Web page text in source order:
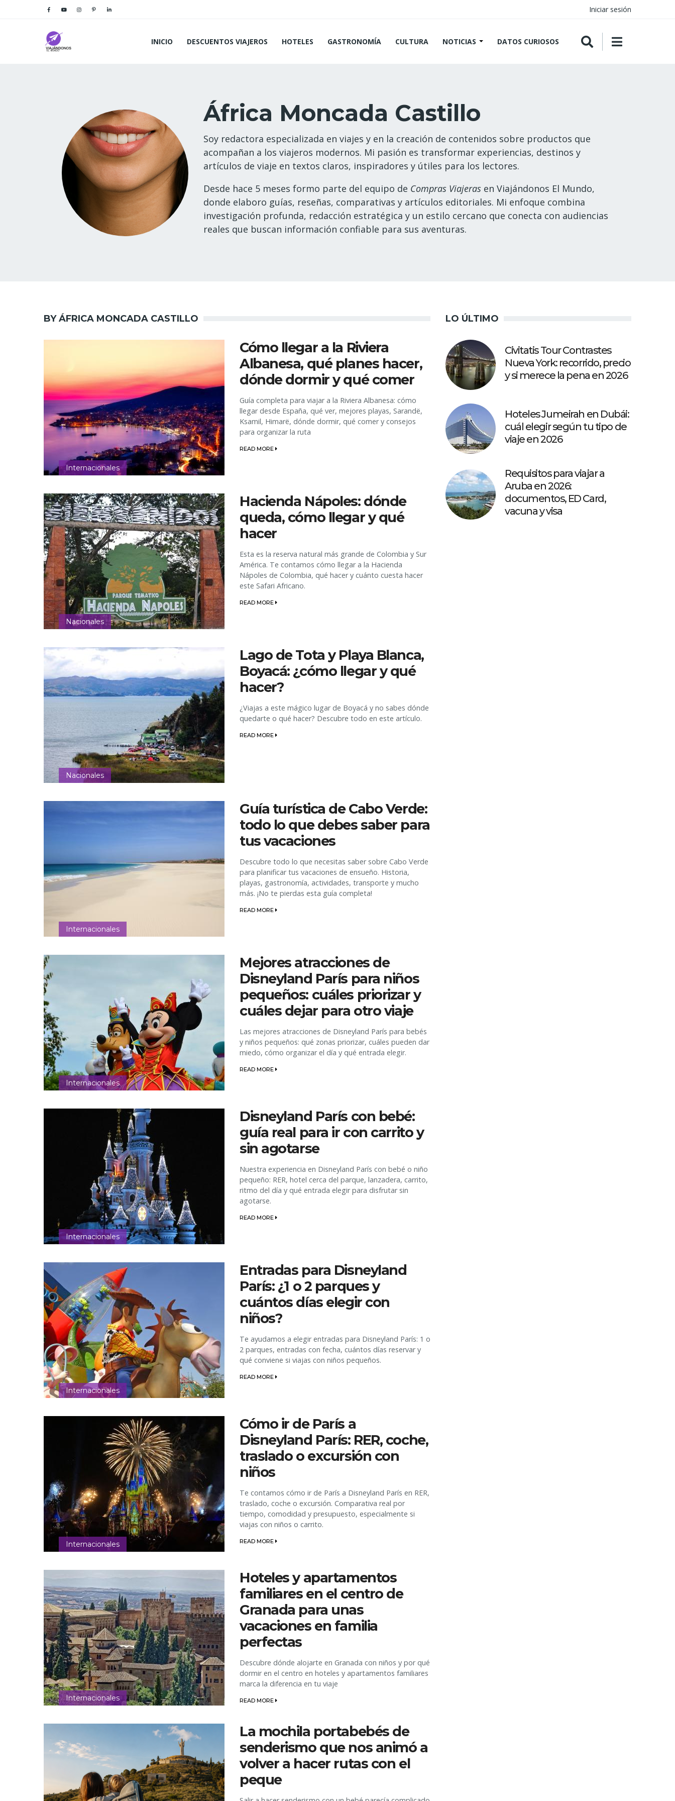
Iniciar sesión
INICIO DESCUENTOS VIAJEROS HOTELES GASTRONOMÍA CULTURA NOTICIAS DATOS CURIOSOS
África Moncada Castillo
Soy redactora especializada en viajes y en la creación de contenidos sobre productos que
acompañan a los viajeros modernos. Mi pasión es transformar experiencias, destinos y
artículos de viaje en textos claros, inspiradores y útiles para los lectores.
Desde hace 5 meses formo parte del equipo de Compras Viajeras en Viajándonos El Mundo,
donde elaboro guías, reseñas, comparativas y artículos editoriales. Mi enfoque combina
investigación profunda, redacción estratégica y un estilo cercano que conecta con audiencias
reales que buscan información confiable para sus aventuras.
BY ÁFRICA MONCADA CASTILLO
Internacionales
Cómo llegar a la Riviera
Albanesa, qué planes hacer,
dónde dormir y qué comer
Guía completa para viajar a la Riviera Albanesa: cómo
llegar desde España, qué ver, mejores playas, Sarandë,
Ksamil, Himarë, dónde dormir, qué comer y consejos
para organizar la ruta
READ MORE
Nacionales
Hacienda Nápoles: dónde
queda, cómo llegar y qué
hacer
Esta es la reserva natural más grande de Colombia y Sur
América. Te contamos cómo llegar a la Hacienda
Nápoles de Colombia, qué hacer y cuánto cuesta hacer
este Safari Africano.
READ MORE
Nacionales
Lago de Tota y Playa Blanca,
Boyacá: ¿cómo llegar y qué
hacer?
¿Viajas a este mágico lugar de Boyacá y no sabes dónde
quedarte o qué hacer? Descubre todo en este artículo.
READ MORE
Internacionales
Guía turística de Cabo Verde:
todo lo que debes saber para
tus vacaciones
Descubre todo lo que necesitas saber sobre Cabo Verde
para planificar tus vacaciones de ensueño. Historia,
playas, gastronomía, actividades, transporte y mucho
más. ¡No te pierdas esta guía completa!
READ MORE
Internacionales
Mejores atracciones de
Disneyland París para niños
pequeños: cuáles priorizar y
cuáles dejar para otro viaje
Las mejores atracciones de Disneyland París para bebés
y niños pequeños: qué zonas priorizar, cuáles pueden dar
miedo, cómo organizar el día y qué entrada elegir.
READ MORE
Internacionales
Disneyland París con bebé:
guía real para ir con carrito y
sin agotarse
Nuestra experiencia en Disneyland París con bebé o niño
pequeño: RER, hotel cerca del parque, lanzadera, carrito,
ritmo del día y qué entrada elegir para disfrutar sin
agotarse.
READ MORE
Internacionales
Entradas para Disneyland
París: ¿1 o 2 parques y
cuántos días elegir con
niños?
Te ayudamos a elegir entradas para Disneyland París: 1 o
2 parques, entradas con fecha, cuántos días reservar y
qué conviene si viajas con niños pequeños.
READ MORE
Internacionales
Cómo ir de París a
Disneyland París: RER, coche,
traslado o excursión con
niños
Te contamos cómo ir de París a Disneyland París en RER,
traslado, coche o excursión. Comparativa real por
tiempo, comodidad y presupuesto, especialmente si
viajas con niños o carrito.
READ MORE
Internacionales
Hoteles y apartamentos
familiares en el centro de
Granada para unas
vacaciones en familia
perfectas
Descubre dónde alojarte en Granada con niños y por qué
dormir en el centro en hoteles y apartamentos familiares
marca la diferencia en tu viaje
READ MORE
La mochila portabebés de
senderismo que nos animó a
volver a hacer rutas con el
peque
LO ÚLTIMO
Civitatis Tour Contrastes
Nueva York: recorrido, precio
y si merece la pena en 2026
Hoteles Jumeirah en Dubái:
cuál elegir según tu tipo de
viaje en 2026
Requisitos para viajar a
Aruba en 2026:
documentos, ED Card,
vacuna y visa